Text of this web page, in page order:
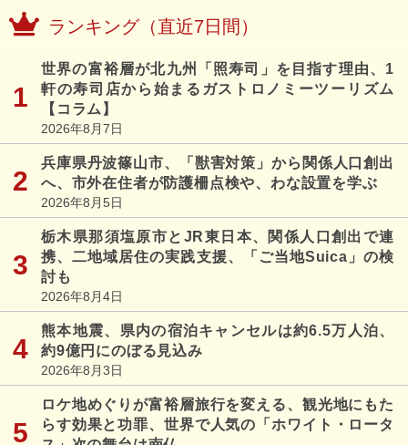
ランキング（直近7日間）
世界の富裕層が北九州「照寿司」を目指す理由、1
軒の寿司店から始まるガストロノミーツーリズム
【コラム】
2026年8月7日
兵庫県丹波篠山市、「獣害対策」から関係人口創出
へ、市外在住者が防護柵点検や、わな設置を学ぶ
2026年8月5日
栃木県那須塩原市とJR東日本、関係人口創出で連
携、二地域居住の実践支援、「ご当地Suica」の検
討も
2026年8月4日
熊本地震、県内の宿泊キャンセルは約6.5万人泊、
約9億円にのぼる見込み
2026年8月3日
ロケ地めぐりが富裕層旅行を変える、観光地にもた
らす効果と功罪、世界で人気の「ホワイト・ロータ